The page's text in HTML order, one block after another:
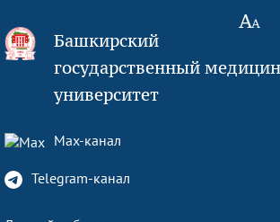
Башкирский
государственный
университет
Max-канал
Telegram-канал